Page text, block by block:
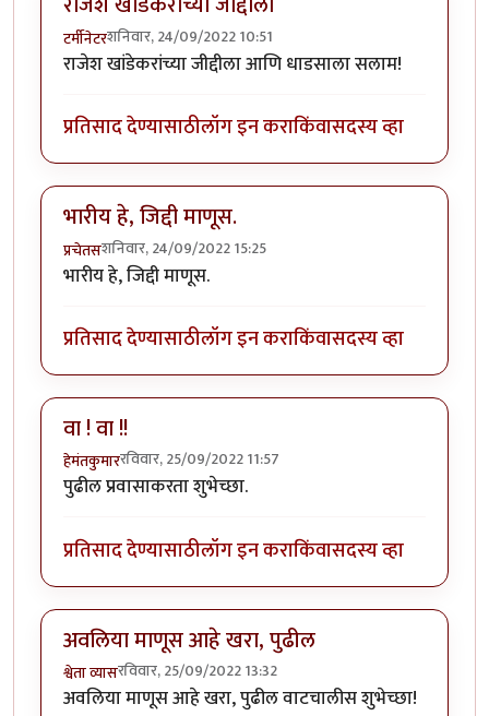
टर्मीनेटरशनिवार, 24/09/2022 10:51
राजेश खांडेकरांच्या जीद्दीला आणि धाडसाला सलाम!
प्रतिसाद देण्यासाठीलॉग इन कराकिंवासदस्य व्हा
भारीय हे, जिद्दी माणूस.
प्रचेतसशनिवार, 24/09/2022 15:25
भारीय हे, जिद्दी माणूस.
प्रतिसाद देण्यासाठीलॉग इन कराकिंवासदस्य व्हा
वा ! वा !!
हेमंतकुमाररविवार, 25/09/2022 11:57
पुढील प्रवासाकरता शुभेच्छा.
प्रतिसाद देण्यासाठीलॉग इन कराकिंवासदस्य व्हा
अवलिया माणूस आहे खरा, पुढील
श्वेता व्यासरविवार, 25/09/2022 13:32
अवलिया माणूस आहे खरा, पुढील वाटचालीस शुभेच्छा!